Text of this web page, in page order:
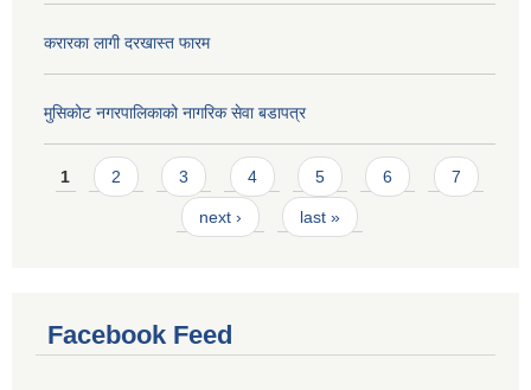
करारका लागी दरखास्त फारम
मुसिकोट नगरपालिकाको नागरिक सेवा बडापत्र
Pages
1 2 3 4 5 6 7
next › last »
Facebook Feed